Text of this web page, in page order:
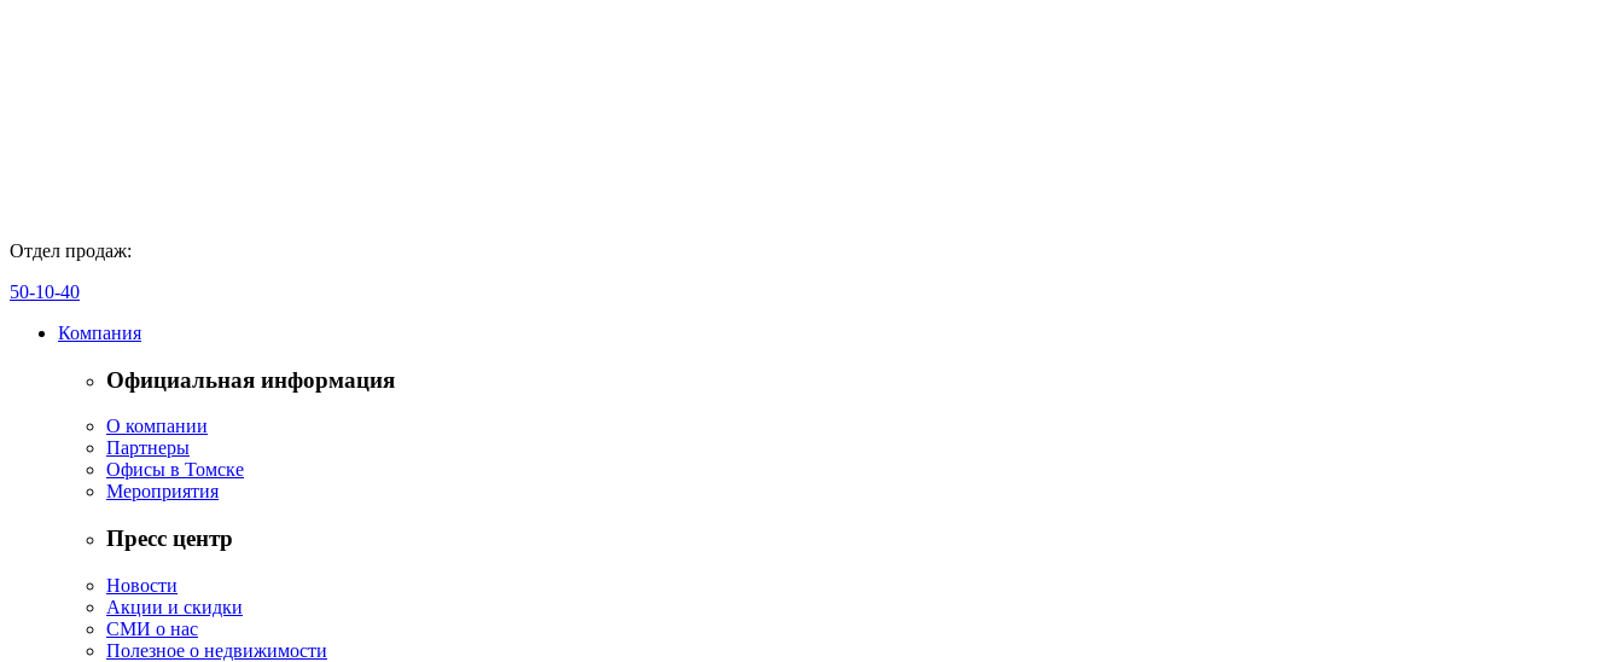
Отдел продаж:
50-10-40
Компания
Официальная информация
О компании
Партнеры
Офисы в Томске
Мероприятия
Пресс центр
Новости
Акции и скидки
СМИ о нас
Полезное о недвижимости